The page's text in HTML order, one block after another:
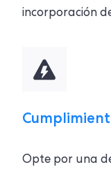
incorporación
Opte por una